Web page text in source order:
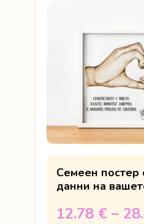
Семеен постер
данни на
12.78 € –